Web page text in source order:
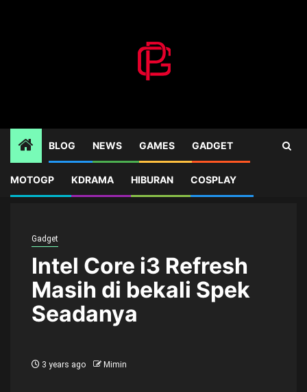
BLOG NEWS GAMES GADGET
MOTOGP KDRAMA HIBURAN COSPLAY
Home Gadget Intel Core i3 Refresh Masih di bekali Spek Seadanya
Gadget
Intel Core i3 Refresh
Masih di bekali Spek
Seadanya
3 years ago Mimin